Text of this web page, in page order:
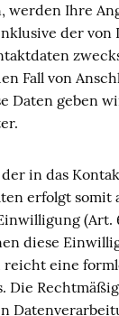
werden Ihre
der von
Fall von
Daten geben
in das
erfolgt somit
(Art.
diese
reicht eine
Die